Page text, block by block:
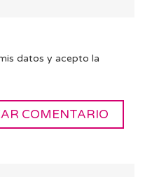
datos y acepto la